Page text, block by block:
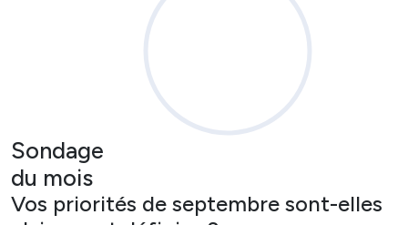
Sondage
du mois
Vos priorités de septembre sont-elles